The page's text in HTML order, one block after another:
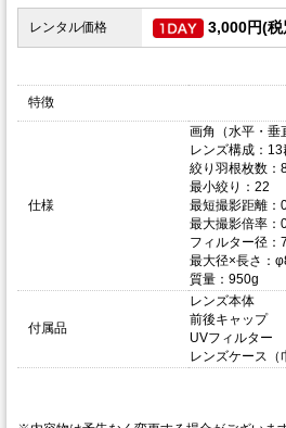
レンタル価格 3,000円(税
特徴
仕様
画角（水平・垂
レンズ構成：
絞り羽根枚数：
最小絞り：22
最短撮影距離：
最大撮影倍率：
フィルター径：
最大径×長さ：
質量：950g
付属品
レンズ本体
前後キャップ
UVフィルター
レンズケース（